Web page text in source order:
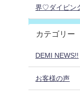
界♡ダイビン
カテゴリー
DEMI NEWS!!
お客様の声